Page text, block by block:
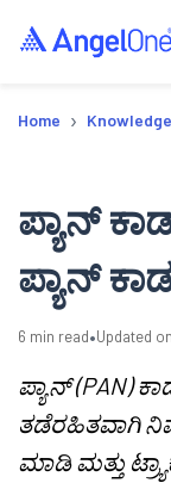
Home ›
ಪ್ಯಾನ್
ಪ್ಯಾನ್
6 min read•Updated on
ಪ್ಯಾನ್ (PAN)
ತಡೆರಹಿತವಾಗಿ
ಮಾಡಿ ಮತ್ತು